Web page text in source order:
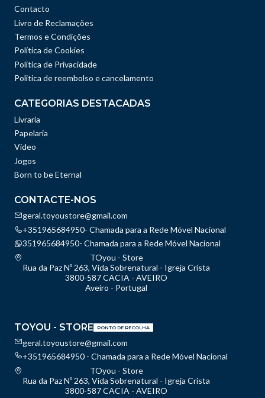
Contacto
Livro de Reclamações
Termos e Condições
Política de Cookies
Política de Privacidade
Politica de reembolso e cancelamento
CATEGORIAS DESTACADAS
Livraria
Papelaria
Vídeo
Jogos
Born to be Eternal
CONTACTE-NOS
geral.toyoustore@gmail.com
+351965684950- Chamada para a Rede Móvel Nacional
351965684950- Chamada para a Rede Móvel Nacional
TOyou - Store
Rua da Paz Nº 263, Vida Sobrenatural - Igreja Crista
3800-587 CACIA - AVEIRO
Aveiro - Portugal
TOYOU - STORE PONTO DE RECOLHA
geral.toyoustore@gmail.com
+351965684950 - Chamada para a Rede Móvel Nacional
TOyou - Store
Rua da Paz Nº 263, Vida Sobrenatural - Igreja Crista
3800-587 CACIA - AVEIRO